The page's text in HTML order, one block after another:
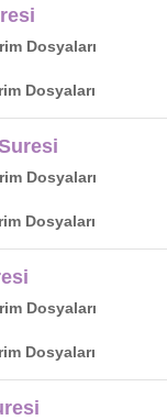
Dosyaları
Dosyaları
Dosyaları
Dosyaları
Dosyaları
Dosyaları